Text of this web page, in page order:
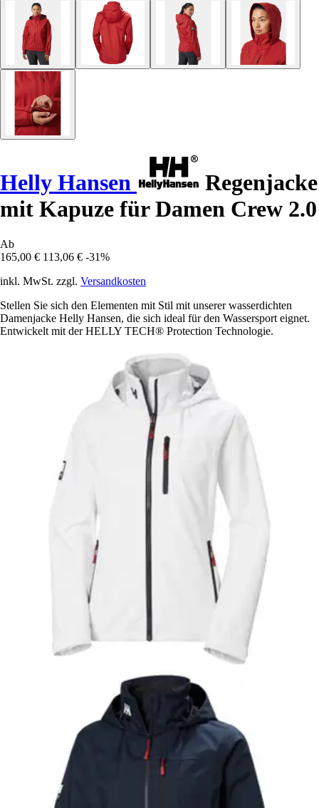
Helly Hansen
Regenjacke
mit Kapuze für Damen Crew 2.0
Ab
165,00 € 113,06 € -31%
inkl. MwSt. zzgl. Versandkosten
Stellen Sie sich den Elementen mit Stil mit unserer wasserdichten
Damenjacke Helly Hansen, die sich ideal für den Wassersport eignet.
Entwickelt mit der HELLY TECH® Protection Technologie.